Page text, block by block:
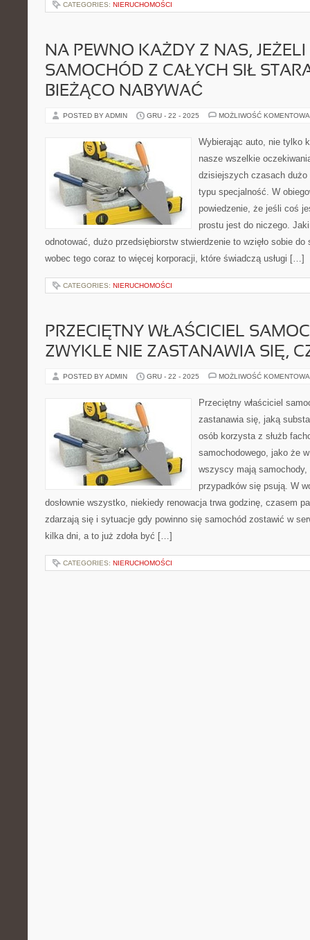
CATEGORIES: NIERUCHOMOŚCI
NA PEWNO KAŻDY Z NAS,
SAMOCHÓD Z CAŁYCH SIŁ
BIEŻĄCO NABYWAĆ
POSTED BY ADMIN GRU - 22 - 2025 MOŻLIWOŚĆ
Wybierając auto, nie tylko
nasze wszelkie
dzisiejszych czasach
typu specjalność. W
powiedzenie, że jeśli coś
prostu jest do niczego.
odnotować, dużo przedsiębiorstw stwierdzenie to wzięło sobie
wobec tego coraz to więcej korporacji, które świadczą usługi […]
CATEGORIES: NIERUCHOMOŚCI
PRZECIĘTNY WŁAŚCICIEL
ZWYKLE NIE ZASTANAWIA SIĘ,
POSTED BY ADMIN GRU - 22 - 2025 MOŻLIWOŚĆ
Przeciętny właściciel
zastanawia się, jaką
osób korzysta z służb
samochodowego, jako że
wszyscy mają
przypadków się psują. W
dosłownie wszystko, niekiedy renowacja trwa godzinę, czasem
zdarzają się i sytuacje gdy powinno się samochód zostawić w
kilka dni, a to już zdoła być […]
CATEGORIES: NIERUCHOMOŚCI